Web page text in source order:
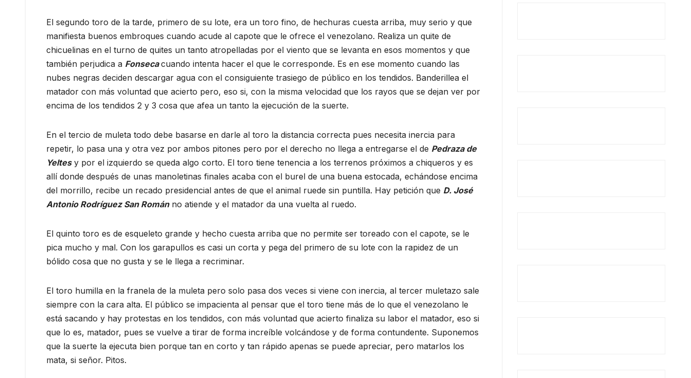
El segundo toro de la tarde, primero de su lote, era un toro fino, de hechuras cuesta arriba, muy serio y que
manifiesta buenos embroques cuando acude al capote que le ofrece el venezolano. Realiza un quite de
chicuelinas en el turno de quites un tanto atropelladas por el viento que se levanta en esos momentos y que
también perjudica a Fonsecacuando intenta hacer el que le corresponde. Es en ese momento cuando las
nubes negras deciden descargar agua con el consiguiente trasiego de público en los tendidos. Banderillea el
matador con más voluntad que acierto pero, eso si, con la misma velocidad que los rayos que se dejan ver por
encima de los tendidos 2 y 3 cosa que afea un tanto la ejecución de la suerte.
En el tercio de muleta todo debe basarse en darle al toro la distancia correcta pues necesita inercia para
repetir, lo pasa una y otra vez por ambos pitones pero por el derecho no llega a entregarse el de Pedraza de
Yeltesy por el izquierdo se queda algo corto. El toro tiene tenencia a los terrenos próximos a chiqueros y es
allí donde después de unas manoletinas finales acaba con el burel de una buena estocada, echándose encima
del morrillo, recibe un recado presidencial antes de que el animal ruede sin puntilla. Hay petición que D. José
Antonio Rodríguez San Románno atiende y el matador da una vuelta al ruedo.
El quinto toro es de esqueleto grande y hecho cuesta arriba que no permite ser toreado con el capote, se le
pica mucho y mal. Con los garapullos es casi un corta y pega del primero de su lote con la rapidez de un
bólido cosa que no gusta y se le llega a recriminar.
El toro humilla en la franela de la muleta pero solo pasa dos veces si viene con inercia, al tercer muletazo sale
siempre con la cara alta. El público se impacienta al pensar que el toro tiene más de lo que el venezolano le
está sacando y hay protestas en los tendidos, con más voluntad que acierto finaliza su labor el matador, eso si
que lo es, matador, pues se vuelve a tirar de forma increíble volcándose y de forma contundente. Suponemos
que la suerte la ejecuta bien porque tan en corto y tan rápido apenas se puede apreciar, pero matarlos los
mata, si señor. Pitos.